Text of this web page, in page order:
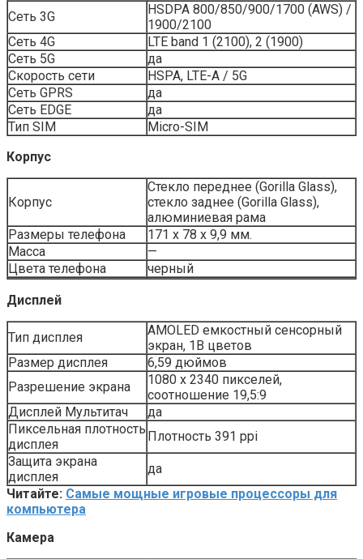
Сеть 3G
HSDPA 800/850/900/1700 (AWS) /
1900/2100
Сеть 4G
LTE band 1 (2100), 2 (1900)
Сеть 5G
да
Скорость сети
HSPA, LTE-A / 5G
Сеть GPRS
да
Сеть EDGE
да
Тип SIM
Micro-SIM
Корпус
Корпус
Стекло переднее (Gorilla Glass),
стекло заднее (Gorilla Glass),
алюминиевая рама
Размеры телефона
171 x 78 x 9,9 мм.
Масса
—
Цвета телефона
черный
Дисплей
Тип дисплея
AMOLED емкостный сенсорный
экран, 1B цветов
Размер дисплея
6,59 дюймов
Разрешение экрана
1080 x 2340 пикселей,
соотношение 19,5:9
Дисплей Мультитач
да
Пиксельная плотность
дисплея
Плотность 391 ppi
Защита экрана
дисплея
да
Читайте: Самые мощные игровые процессоры для
компьютера
Камера